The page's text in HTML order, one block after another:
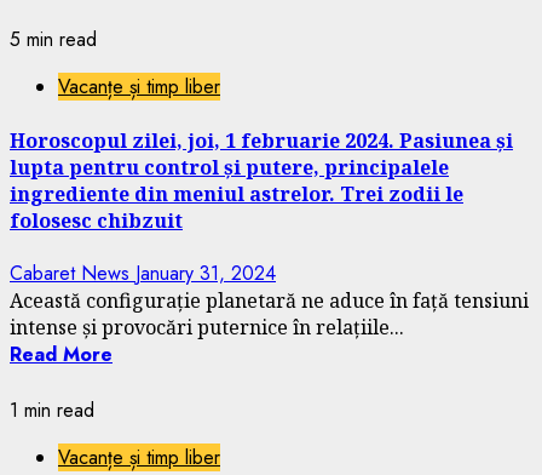
5 min read
Vacanțe și timp liber
Horoscopul zilei, joi, 1 februarie 2024. Pasiunea și
lupta pentru control și putere, principalele
ingrediente din meniul astrelor. Trei zodii le
folosesc chibzuit
Cabaret News January 31, 2024
Această configurație planetară ne aduce în față tensiuni
intense și provocări puternice în relațiile...
Read More
1 min read
Vacanțe și timp liber